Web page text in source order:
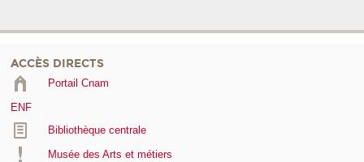
ACCÈS DIRECTS
Portail Cnam
ENF
Bibliothèque centrale
Musée des Arts et métiers